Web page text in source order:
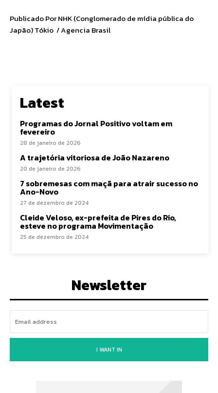
Publicado Por NHK (Conglomerado de mídia pública do
Japão) Tókio / Agencia Brasil
Latest
Programas do Jornal Positivo voltam em
fevereiro
28 de janeiro de 2026
A trajetória vitoriosa de João Nazareno
20 de janeiro de 2026
7 sobremesas com maçã para atrair sucesso no
Ano-Novo
27 de dezembro de 2024
Cleide Veloso, ex-prefeita de Pires do Rio,
esteve no programa Movimentação
25 de dezembro de 2024
Newsletter
I WANT IN